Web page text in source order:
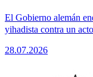
El Gobierno alemán
yihadista contra un
28.07.2026